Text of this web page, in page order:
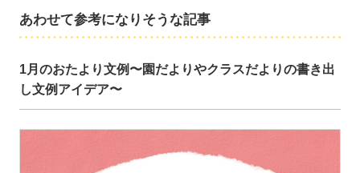
あわせて参考になりそうな記事
1月のおたより文例〜園だよりやクラスだよりの書き出
し文例アイデア〜